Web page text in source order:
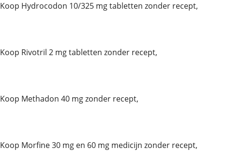
Koop Hydrocodon 10/325 mg tabletten zonder recept,
Koop Rivotril 2 mg tabletten zonder recept,
Koop Methadon 40 mg zonder recept,
Koop Morfine 30 mg en 60 mg medicijn zonder recept,